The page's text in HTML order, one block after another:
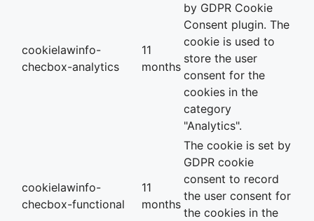
cookielawinfo-
checbox-analytics
11
months
by GDPR Cookie
Consent plugin. The
cookie is used to
store the user
consent for the
cookies in the
category
"Analytics".
cookielawinfo-
checbox-functional
11
months
The cookie is set by
GDPR cookie
consent to record
the user consent for
the cookies in the